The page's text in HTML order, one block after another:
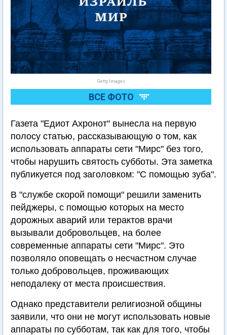
Getty Images
ВСЕ ФОТО
Газета "Едиот Ахронот" вынесла на первую
полосу статью, рассказывающую о том, как
использовать аппараты сети "Мирс" без того,
чтобы нарушить святость субботы. Эта заметка
публикуется под заголовком: "С помощью зуба".
В "службе скорой помощи" решили заменить
пейджеры, с помощью которых на место
дорожных аварий или терактов врачи
вызывали добровольцев, на более
современные аппараты сети "Мирс". Это
позволяло оповещать о несчастном случае
только добровольцев, проживающих
неподалеку от места происшествия.
Однако представители религиозной общины
заявили, что они не могут использовать новые
аппараты по субботам, так как для того, чтобы